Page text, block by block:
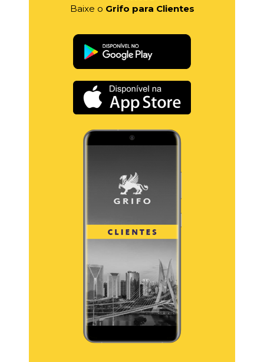
Baixe o Grifo para Clientes